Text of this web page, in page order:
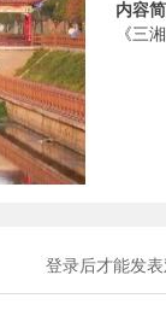
内容
《三
登录后才能发